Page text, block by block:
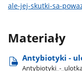
ale-jej-skutki-sa-
Materiały
Antybiotyki -
Antybiotyki​_-​